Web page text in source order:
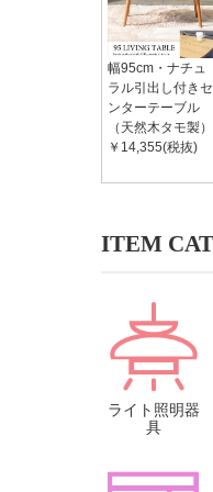
幅95cm・ナチュ
ラル引出し付きセ
ンターテーブル
（天然木タモ製）
￥14,355(税抜)
ライト照明器
具